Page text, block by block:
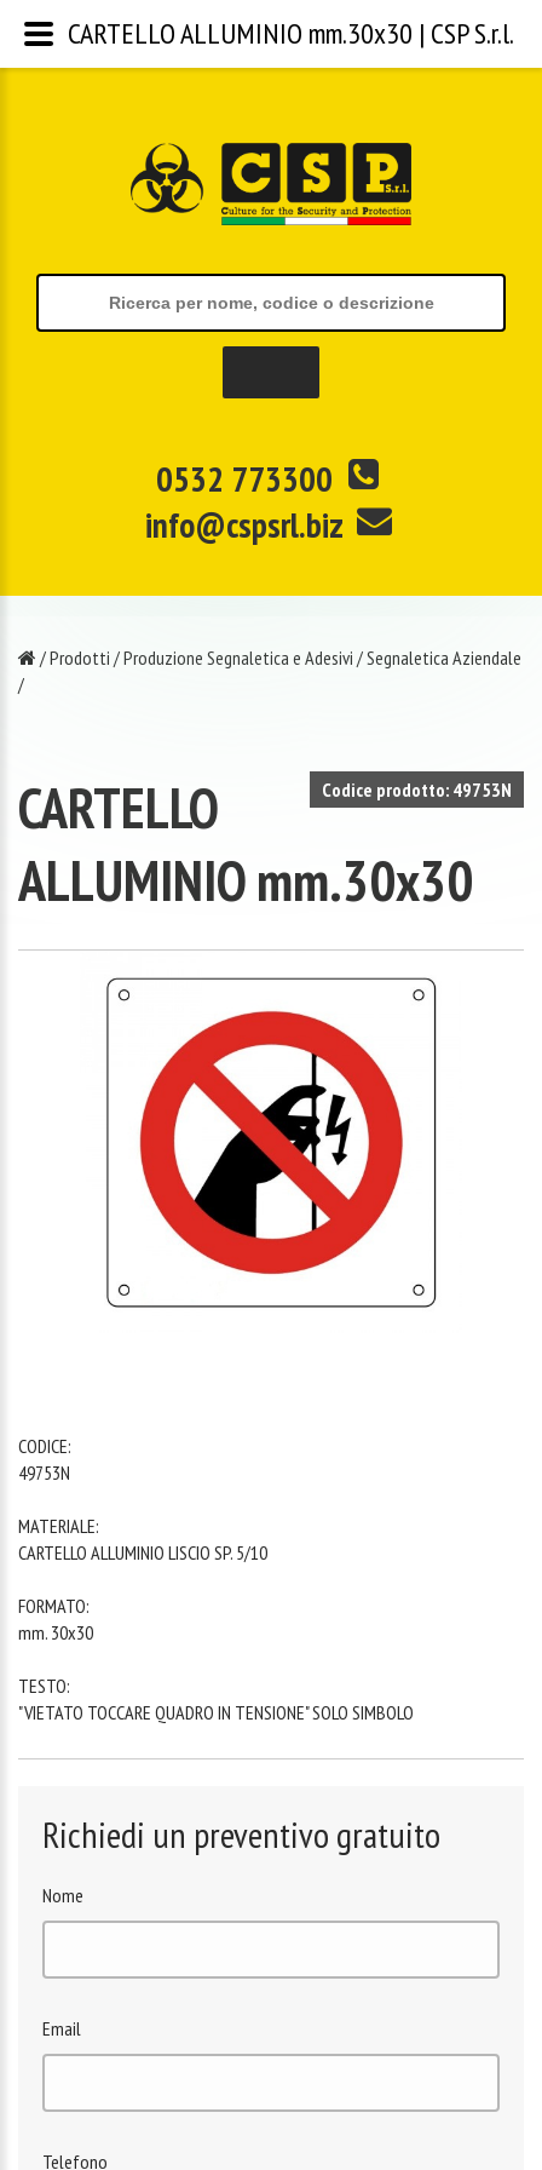
0532 773300
info@cspsrl.biz
/Prodotti /Produzione Segnaletica e Adesivi /Segnaletica Aziendale
/
Codice prodotto: 49753N
CARTELLO
ALLUMINIO mm.30x30
CODICE:
49753N
MATERIALE:
CARTELLO ALLUMINIO LISCIO SP. 5/10
FORMATO:
mm. 30x30
TESTO:
"VIETATO TOCCARE QUADRO IN TENSIONE" SOLO SIMBOLO
Richiedi un preventivo gratuito
Nome
Email
Telefono
CARTELLO ALLUMINIO mm.30x30 | CSP S.r.l.